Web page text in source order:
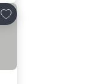
Føj til favoritter